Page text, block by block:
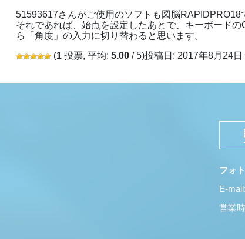
51593617さんがご使用のソフトも図脳RAPIDPRO18
それであれば、始点を設定したあとで、キーボード
ら「角度」の入力に切り替わると思います。
(1投票, 平均: 5.00/ 5)投稿日: 2017年8月24日
フォ
E-
営業